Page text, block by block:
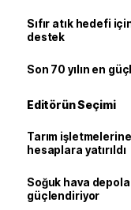
Sıfır atık hedefi
destek
Son 70 yılın en
Editörün Seçimi
Tarım
hesaplara yatırıldı
Soğuk hava
güçlendiriyor